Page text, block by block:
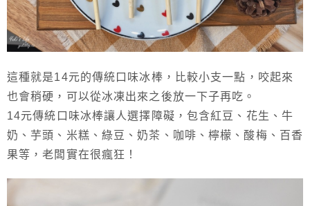
這種就是14元的傳統口味冰棒，比較小支一點，咬起來
也會稍硬，可以從冰凍出來之後放一下子再吃。
14元傳統口味冰棒讓人選擇障礙，包含紅豆、花生、牛
奶、芋頭、米糕、綠豆、奶茶、咖啡、檸檬、酸梅、百香
果等，老闆實在很瘋狂！